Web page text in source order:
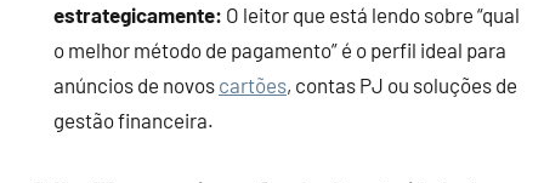
estrategicamente: O leitor que está lendo sobre “qual
o melhor método de pagamento” é o perfil ideal para
anúncios de novos cartões, contas PJ ou soluções de
gestão financeira.